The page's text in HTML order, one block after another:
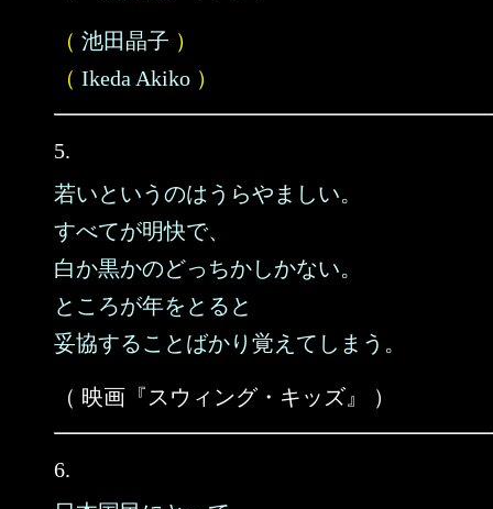
（ 池田晶子 ）
（ Ikeda Akiko ）
5.
若いというのはうらやましい。
すべてが明快で、
白か黒かのどっちかしかない。
ところが年をとると
妥協することばかり覚えてしまう。
（ 映画『スウィング・キッズ』 ）
6.